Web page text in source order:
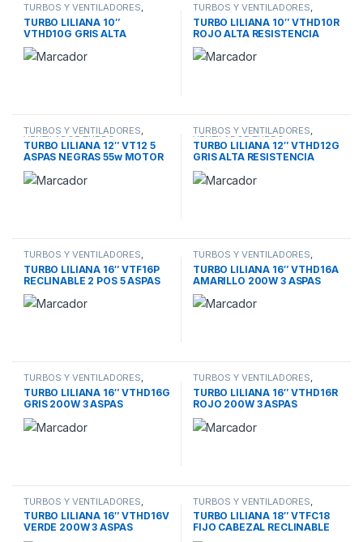
TURBOS Y VENTILADORES,
VENTILADOR TURBO
TURBO LILIANA 10″
VTHD10G GRIS ALTA
RESISTENCIA 40W 5 ASPAS
ALUMINIO CABEZAL REC
TURBOS Y VENTILADORES,
VENTILADOR TURBO
TURBO LILIANA 10″ VTHD10R
ROJO ALTA RESISTENCIA
40W 5 ASPAS ALUMINIO
CABEZAL REC
TURBOS Y VENTILADORES,
VENTILADOR TURBO
TURBO LILIANA 12″ VT12 5
ASPAS NEGRAS 55w MOTOR
REFORZADO
TURBOS Y VENTILADORES,
VENTILADOR TURBO
TURBO LILIANA 12″ VTHD12G
GRIS ALTA RESISTENCIA
80W 5 ASPAS ALUMINIO
CABEZAL REC
TURBOS Y VENTILADORES
TURBO LILIANA 16″ VTF16P
RECLINABLE 2 POS 5 ASPAS
NEGRAS PIE-PARED
TURBOS Y VENTILADORES
TURBO LILIANA 16″ VTHD16A
AMARILLO 200W 3 ASPAS
ALUMINIO PIE-PARED-TEC
TURBOS Y VENTILADORES,
VENTILADOR TURBO
TURBO LILIANA 16″ VTHD16G
GRIS 200W 3 ASPAS
TECHO
TURBOS Y VENTILADORES,
VENTILADOR TURBO
TURBO LILIANA 16″ VTHD16R
ROJO 200W 3 ASPAS
TECHO
TURBOS Y VENTILADORES
VENTILADOR TURBO
TURBO LILIANA 16″ VTHD16V
VERDE 200W 3 ASPAS
ALUMINIO PIE-PARED-TEC
TURBOS Y VENTILADORES
VENTILADOR TURBO
TURBO LILIANA 18″ VTFC18
FIJO CABEZAL RECLINABLE
90W CROMADO ASPAS